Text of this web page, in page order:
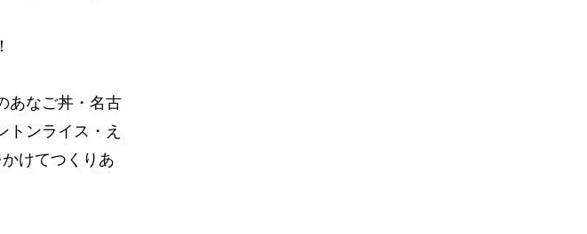
あなご丼・名古
トンライス・え
けてつくりあ